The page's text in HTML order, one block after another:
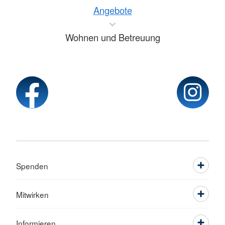
Angebote
Wohnen und Betreuung
Spenden
Mitwirken